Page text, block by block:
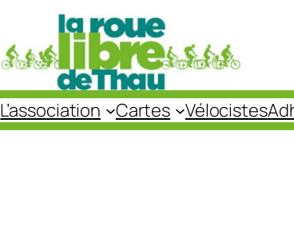
L’association Cartes Vélocistes